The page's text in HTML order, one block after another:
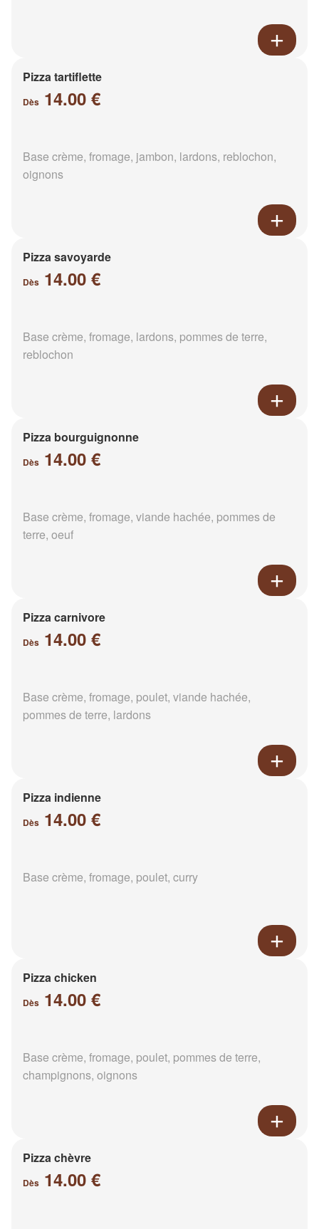
Pizza tartiflette
Dès 14.00 €
Base crème, fromage, jambon, lardons, reblochon,
oignons
Pizza savoyarde
Dès 14.00 €
Base crème, fromage, lardons, pommes de terre,
reblochon
Pizza bourguignonne
Dès 14.00 €
Base crème, fromage, viande hachée, pommes de
terre, oeuf
Pizza carnivore
Dès 14.00 €
Base crème, fromage, poulet, viande hachée,
pommes de terre, lardons
Pizza indienne
Dès 14.00 €
Base crème, fromage, poulet, curry
Pizza chicken
Dès 14.00 €
Base crème, fromage, poulet, pommes de terre,
champignons, oignons
Pizza chèvre
Dès 14.00 €